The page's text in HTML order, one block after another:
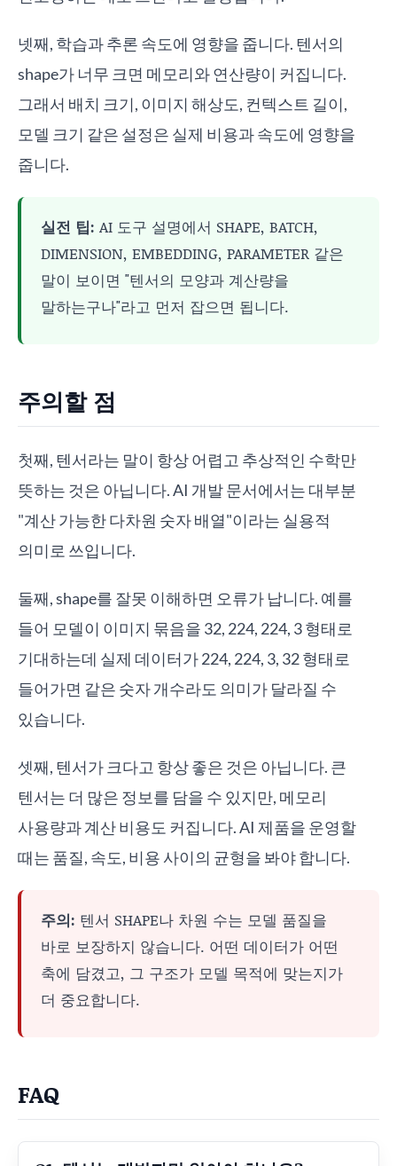
넷째, 학습과 추론 속도에 영향을 줍니다. 텐서의
shape가 너무 크면 메모리와 연산량이 커집니다.
그래서 배치 크기, 이미지 해상도, 컨텍스트 길이,
모델 크기 같은 설정은 실제 비용과 속도에 영향을
줍니다.
실전 팁: AI 도구 설명에서 SHAPE, BATCH,
DIMENSION, EMBEDDING, PARAMETER 같은
말이 보이면 "텐서의 모양과 계산량을
말하는구나"라고 먼저 잡으면 됩니다.
주의할 점
첫째, 텐서라는 말이 항상 어렵고 추상적인 수학만
뜻하는 것은 아닙니다. AI 개발 문서에서는 대부분
"계산 가능한 다차원 숫자 배열"이라는 실용적
의미로 쓰입니다.
둘째, shape를 잘못 이해하면 오류가 납니다. 예를
들어 모델이 이미지 묶음을 32, 224, 224, 3 형태로
기대하는데 실제 데이터가 224, 224, 3, 32 형태로
들어가면 같은 숫자 개수라도 의미가 달라질 수
있습니다.
셋째, 텐서가 크다고 항상 좋은 것은 아닙니다. 큰
텐서는 더 많은 정보를 담을 수 있지만, 메모리
사용량과 계산 비용도 커집니다. AI 제품을 운영할
때는 품질, 속도, 비용 사이의 균형을 봐야 합니다.
주의: 텐서 SHAPE나 차원 수는 모델 품질을
바로 보장하지 않습니다. 어떤 데이터가 어떤
축에 담겼고, 그 구조가 모델 목적에 맞는지가
더 중요합니다.
FAQ